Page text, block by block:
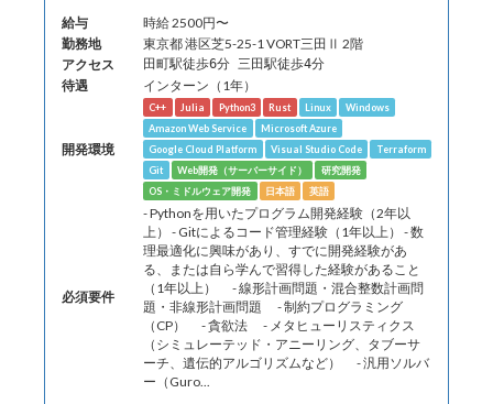
給与
時給 2500円〜
勤務地
東京都 港区芝5-25-1 VORT三田Ⅱ 2階
アクセス
田町駅徒歩6分 三田駅徒歩4分
待遇 インターン（1年）
開発環境
C++ Julia Python3 Rust Linux
Windows
Amazon Web Service
Microsoft Azure
Google Cloud Platform
Visual Studio Code
Terraform
Git
Web開発（サーバーサイド）
研究開発
OS・ミドルウェア開発
日本語 英語
必須要件
- Pythonを用いたプログラム開発経験（2年以
上） - Gitによるコード管理経験（1年以上） - 数
理最適化に興味があり、すでに開発経験があ
る、または自ら学んで習得した経験があること
（1年以上） - 線形計画問題・混合整数計画問
題・非線形計画問題 - 制約プログラミング
（CP） - 貪欲法 - メタヒューリスティクス
（シミュレーテッド・アニーリング、タブーサ
ーチ、遺伝的アルゴリズムなど） - 汎用ソルバ
ー（Guro...